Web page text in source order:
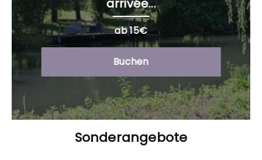
arrivée...
ab 15€
Buchen
Sonderangebote